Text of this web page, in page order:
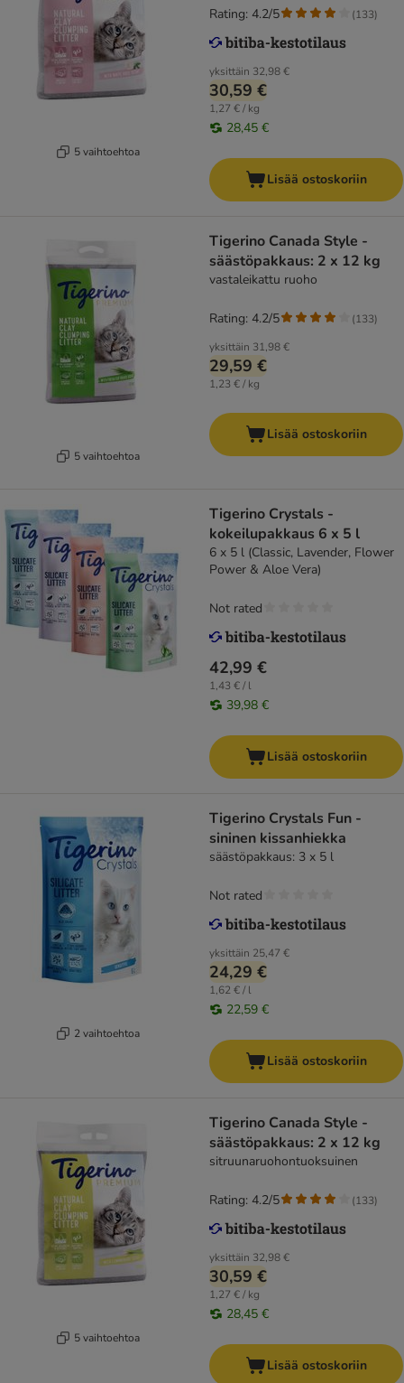
5 vaihtoehtoa
yksittäin 32,98 €
30,59 €
1,27 € / kg
28,45 €
Rating: 4.2/5 (133)
Lisää ostoskoriin
5 vaihtoehtoa
Tigerino Canada Style -
säästöpakkaus: 2 x 12 kg
vastaleikattu ruoho
yksittäin 31,98 €
29,59 €
1,23 € / kg
Rating: 4.2/5 (133)
Lisää ostoskoriin
Tigerino Crystals -
kokeilupakkaus 6 x 5 l
6 x 5 l (Classic, Lavender, Flower
Power & Aloe Vera)
42,99 €
1,43 € / l
39,98 €
Not rated
Lisää ostoskoriin
2 vaihtoehtoa
Tigerino Crystals Fun -
sininen kissanhiekka
säästöpakkaus: 3 x 5 l
yksittäin 25,47 €
24,29 €
1,62 € / l
22,59 €
Not rated
Lisää ostoskoriin
5 vaihtoehtoa
Tigerino Canada Style -
säästöpakkaus: 2 x 12 kg
sitruunaruohontuoksuinen
yksittäin 32,98 €
30,59 €
1,27 € / kg
28,45 €
Rating: 4.2/5 (133)
Lisää ostoskoriin